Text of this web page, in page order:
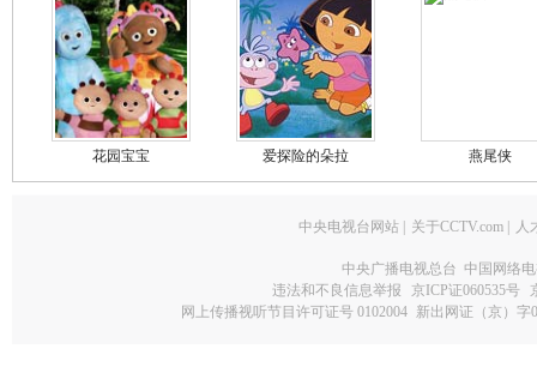
花园宝宝 爱探险的朵拉 燕尾侠
中央电视台网站 关于CCTV.com 人
中央广播电视总台 中国网络
违法和不良信息举报
京ICP证060535号
网上传播视听节目许可证号 0102004 新出网证（京）